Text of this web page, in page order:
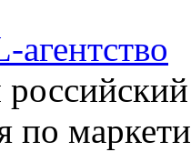
агентство
по